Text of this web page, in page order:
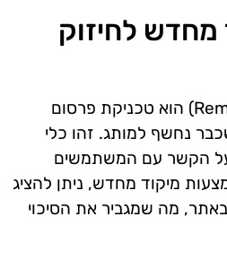
מחדש לחיזוק
מיקוד מחדש (Remarketing) הוא טכניקת פרסום
נחשף למותג. זהו כלי
על הקשר עם המשתמשים
מיקוד מחדש, ניתן להציג
מה שמגביר את הסיכוי